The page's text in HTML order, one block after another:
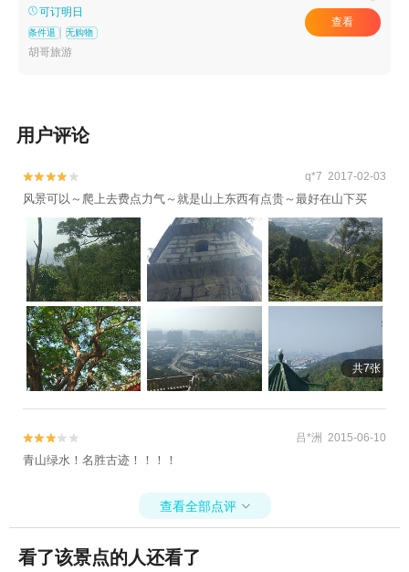
境舞台巨作/以英歌舞为故事载体】
可订明日
条件退 无购物
胡哥旅游
查看
用户评论

 q*7 2017-02-03
风景可以～爬上去费点力气～就是山上东西有点贵～最好在山下买
共7张

 吕*洲 2015-06-10
青山绿水！名胜古迹！！！！
查看全部点评 
看了该景点的人还看了